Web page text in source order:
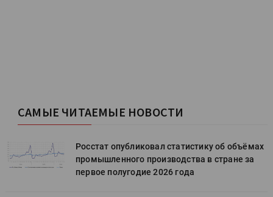
САМЫЕ ЧИТАЕМЫЕ НОВОСТИ
Росстат опубликовал статистику об объёмах
промышленного производства в стране за
первое полугодие 2026 года